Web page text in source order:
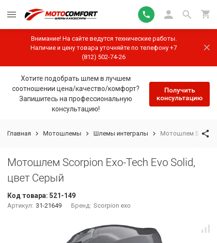
Внимание! На сайте ведутся технические работы.
Наличие и цену товара уточняйте по телефону +7
(812) 502-74-26
Хотите подобрать шлем в лучшем
соотношении цена/качество/комфорт?
Запишитесь на профессиональную
консультацию!
Получить
консультацию
Главная Мотошлемы Шлемы интегралы Мотошлем
Мотошлем Scorpion Exo-Tech Evo Solid,
цвет Серый
Код товара: 521-149
Артикул: 31-21649 Бренд: Scorpion exo